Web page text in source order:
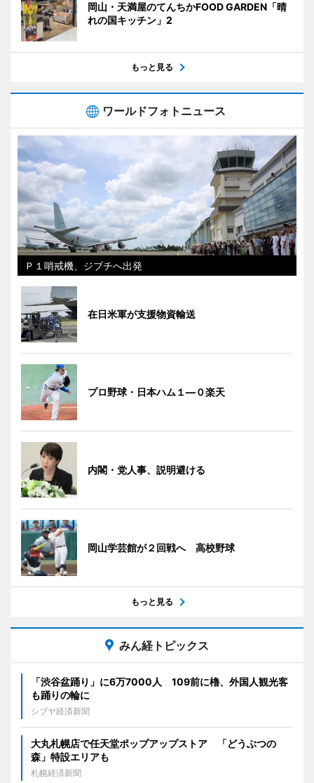
岡山・天満屋のてんちかFOOD GARDEN「晴
れの国キッチン」2
もっと見る
ワールドフォトニュース
Ｐ１哨戒機、ジブチへ出発
在日米軍が支援物資輸送
プロ野球・日本ハム１―０楽天
内閣・党人事、説明避ける
岡山学芸館が２回戦へ 高校野球
もっと見る
みん経トピックス
「渋谷盆踊り」に6万7000人 109前に櫓、外国人観光客
も踊りの輪に
シブヤ経済新聞
大丸札幌店で任天堂ポップアップストア 「どうぶつの
森」特設エリアも
札幌経済新聞